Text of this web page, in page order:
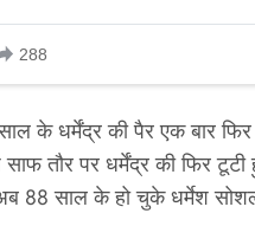
के धर्मेंद्र की पैर एक बार
साफ तौर पर धर्मेंद्र की
साल के हो चुके धर्मेश सोशल